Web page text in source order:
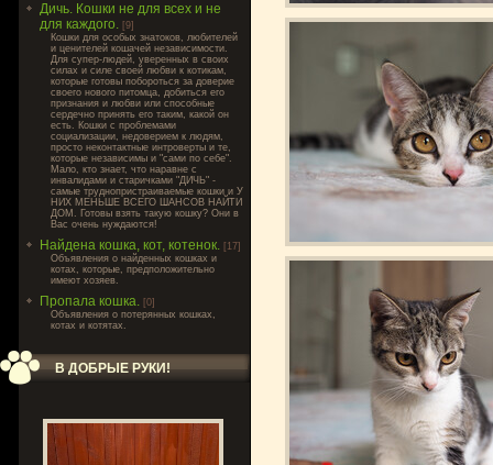
Дичь. Кошки не для всех и не
для каждого. [9]
Кошки для особых знатоков, любителей
и ценителей кошачей независимости.
Для супер-людей, уверенных в своих
силах и силе своей любви к котикам,
которые готовы побороться за доверие
своего нового питомца, добиться его
признания и любви или способные
сердечно принять его таким, какой он
есть. Кошки с проблемами
социализации, недоверием к людям,
просто неконтактные интроверты и те,
которые независимы и "сами по себе".
Мало, кто знает, что наравне с
инвалидами и старичками "ДИЧЬ" -
самые труднопристраиваемые кошки и У
НИХ МЕНЬШЕ ВСЕГО ШАНСОВ НАЙТИ
ДОМ. Готовы взять такую кошку? Они в
Вас очень нуждаются!
Найдена кошка, кот, котенок. [17]
Объявления о найденных кошках и
котах, которые, предположительно
имеют хозяев.
Пропала кошка. [0]
Объявления о потерянных кошках,
котах и котятах.
В ДОБРЫЕ РУКИ!